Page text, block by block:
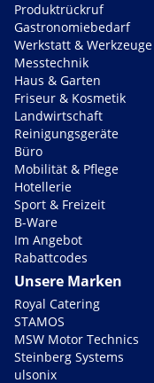
Produktrückruf
Gastronomiebedarf
Werkstatt & Werkzeuge
Messtechnik
Haus & Garten
Friseur & Kosmetik
Landwirtschaft
Reinigungsgeräte
Büro
Mobilität & Pflege
Hotellerie
Sport & Freizeit
B-Ware
Im Angebot
Rabattcodes
Unsere Marken
Royal Catering
STAMOS
MSW Motor Technics
Steinberg Systems
ulsonix